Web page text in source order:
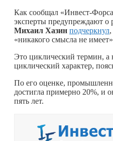
Как сообщал «Инвест-
эксперты предупреждают о
Михаил Хазин подчеркнул
«никакого смысла не
Это циклический термин,
циклический характер,
По его оценке,
достигла примерно 20%, и
пять лет.